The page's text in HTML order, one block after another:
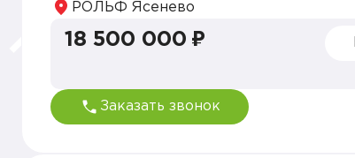
РОЛЬФ Ясенево
18 500 000 ₽
Заказать звонок